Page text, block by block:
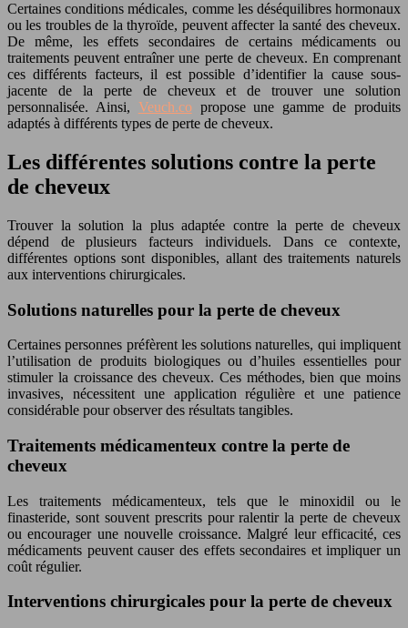
Certaines conditions médicales, comme les déséquilibres hormonaux
ou les troubles de la thyroïde, peuvent affecter la santé des cheveux.
De même, les effets secondaires de certains médicaments ou
traitements peuvent entraîner une perte de cheveux. En comprenant
ces différents facteurs, il est possible d’identifier la cause sous-
jacente de la perte de cheveux et de trouver une solution
personnalisée. Ainsi, Veuch.copropose une gamme de produits
adaptés à différents types de perte de cheveux.
Les différentes solutions contre la perte
de cheveux
Trouver la solution la plus adaptée contre la perte de cheveux
dépend de plusieurs facteurs individuels. Dans ce contexte,
différentes options sont disponibles, allant des traitements naturels
aux interventions chirurgicales.
Solutions naturelles pour la perte de cheveux
Certaines personnes préfèrent les solutions naturelles, qui impliquent
l’utilisation de produits biologiques ou d’huiles essentielles pour
stimuler la croissance des cheveux. Ces méthodes, bien que moins
invasives, nécessitent une application régulière et une patience
considérable pour observer des résultats tangibles.
Traitements médicamenteux contre la perte de
cheveux
Les traitements médicamenteux, tels que le minoxidil ou le
finasteride, sont souvent prescrits pour ralentir la perte de cheveux
ou encourager une nouvelle croissance. Malgré leur efficacité, ces
médicaments peuvent causer des effets secondaires et impliquer un
coût régulier.
Interventions chirurgicales pour la perte de cheveux